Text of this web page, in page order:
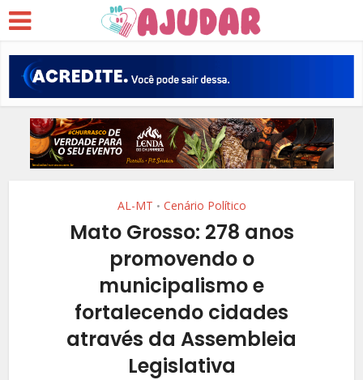
AL-MT • Cenário Político
Mato Grosso: 278 anos
promovendo o
municipalismo e
fortalecendo cidades
através da Assembleia
Legislativa